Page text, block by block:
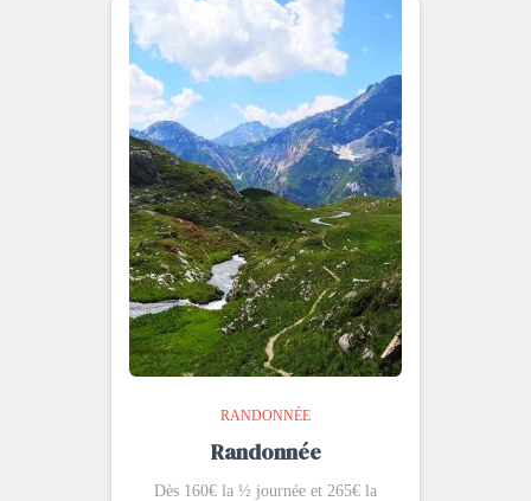
RANDONNÉE
Randonnée
Dès 160€ la ½ journée et 265€ la